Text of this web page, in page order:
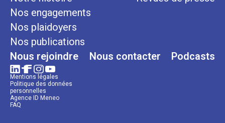
Nos engagements
Nos plaidoyers
Nos publications
Nous rejoindre Nous contacter Podcasts
Mentions légales
Politique des données
personnelles
Agence ID Meneo
FAQ